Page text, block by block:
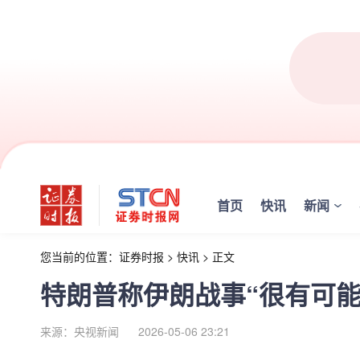
首页 快讯 新闻
您当前的位置： 证券时报 > 快讯 > 正文
特朗普称伊朗战事“很有可
来源：央视新闻 2026-05-06 23:21